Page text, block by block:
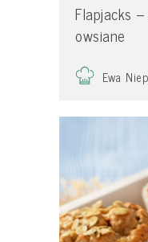
Flapjacks
owsiane
Ewa